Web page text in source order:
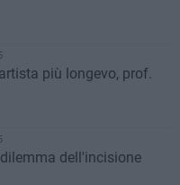
più longevo, prof.
dell'incisione